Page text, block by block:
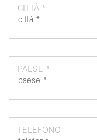
CITTÀ *
PAESE *
TELEFONO